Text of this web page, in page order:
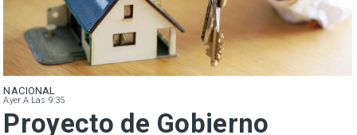
NACIONAL
Ayer A Las 9:35
Proyecto de Gobierno